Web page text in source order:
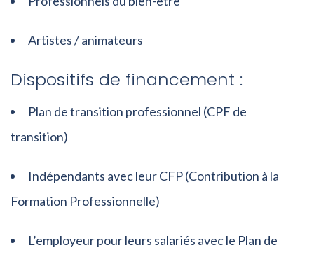
Artistes / animateurs
Dispositifs de financement :
Plan de transition professionnel (CPF de
transition)
Indépendants avec leur CFP (Contribution à la
Formation Professionnelle)
L’employeur pour leurs salariés avec le Plan de